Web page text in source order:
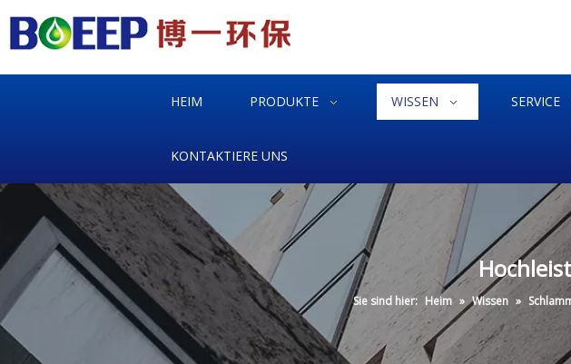
HEIM PRODUKTE WISSEN SERVICE
KONTAKTIERE UNS
Sie sind hier: Heim » Wissen »